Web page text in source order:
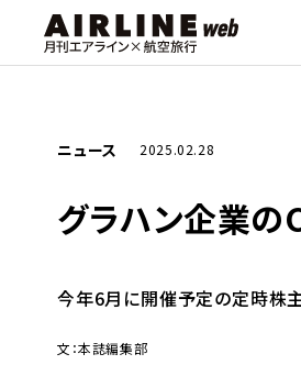
ニュース 2025.02.28
グラハン企業
今年6月に開催予定の定時株
文：本誌編集部